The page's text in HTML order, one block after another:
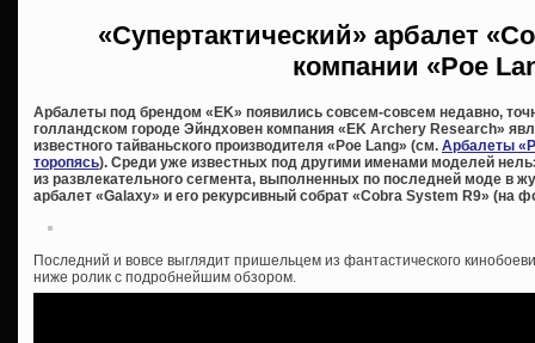
«Супертактический» арбалет
компании «Poe
Арбалеты под брендом «EK» появились совсем-совсем недавно,
голландском городе Эйндховен компания «EK Archery Research»
известного тайваньского производителя «Poe Lang» (см. Арбалеты
торопясь). Среди уже известных под другими именами моделей
из развлекательного сегмента, выполненных по последней моде в
арбалет «Galaxy» и его рекурсивный собрат «Cobra System R9» (на
Последний и вовсе выглядит пришельцем из фантастического
ниже ролик с подробнейшим обзором.